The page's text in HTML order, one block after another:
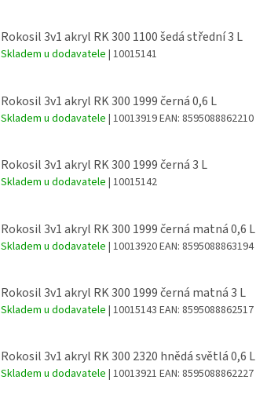
Rokosil 3v1 akryl RK 300 1100 šedá střední 3 L
Skladem u dodavatele | 10015141
Rokosil 3v1 akryl RK 300 1999 černá 0,6 L
Skladem u dodavatele | 10013919EAN: 8595088862210
Rokosil 3v1 akryl RK 300 1999 černá 3 L
Skladem u dodavatele | 10015142
Rokosil 3v1 akryl RK 300 1999 černá matná 0,6 L
Skladem u dodavatele | 10013920EAN: 8595088863194
Rokosil 3v1 akryl RK 300 1999 černá matná 3 L
Skladem u dodavatele | 10015143 EAN: 8595088862517
Rokosil 3v1 akryl RK 300 2320 hnědá světlá 0,6 L
Skladem u dodavatele | 10013921 EAN: 8595088862227